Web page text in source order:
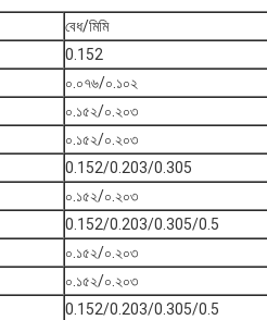
বেধ/মিমি
0.152
০.০৭৬/০.১০২
০.১৫২/০.২০৩
০.১৫২/০.২০৩
0.152/0.203/0.305
০.১৫২/০.২০৩
0.152/0.203/0.305/0.5
০.১৫২/০.২০৩
০.১৫২/০.২০৩
0.152/0.203/0.305/0.5